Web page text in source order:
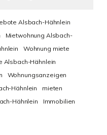
Alsbach-Hähnlein
Mietwohnung Alsbach-
Wohnung miete
Alsbach-Hähnlein
Wohnungsanzeigen
Hähnlein
mieten
Hähnlein
Immobilien